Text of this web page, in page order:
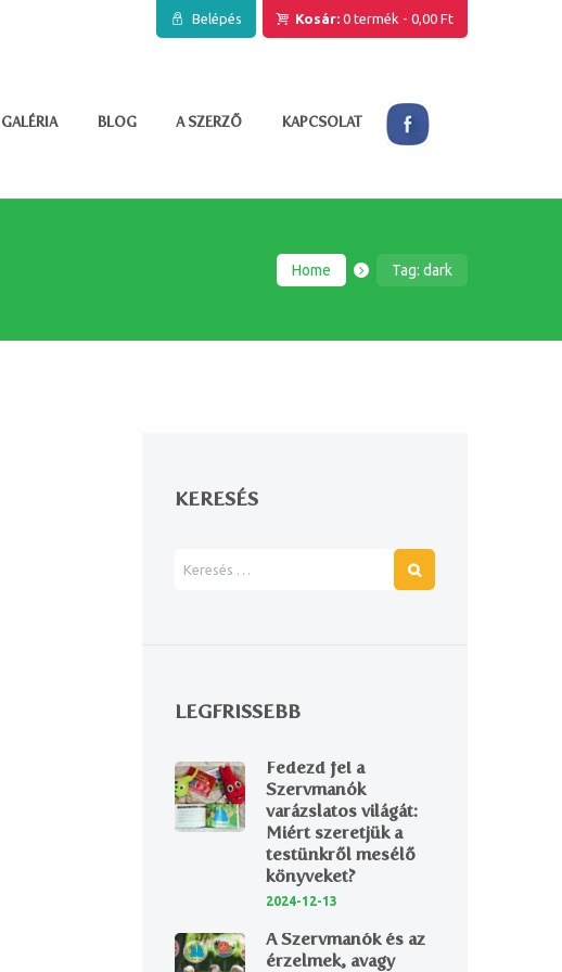
Belépés Kosár: 0 termék -0,00 Ft
GALÉRIA BLOG A SZERZŐ KAPCSOLAT
Home Tag: dark
KERESÉS
LEGFRISSEBB
Fedezd fel a
Szervmanók
varázslatos világát:
Miért szeretjük a
testünkről mesélő
könyveket?
2024-12-13
A Szervmanók és az
érzelmek, avagy